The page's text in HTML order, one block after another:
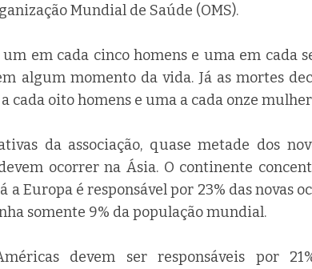
Mundial de Saúde (OMS).
em cada cinco homens e uma em cada
algum momento da vida. Já as mortes
cada oito homens e uma a cada onze
da associação, quase metade dos
ocorrer na Ásia. O continente
a Europa é responsável por 23% das novas
somente 9% da população mundial.
devem ser responsáveis por